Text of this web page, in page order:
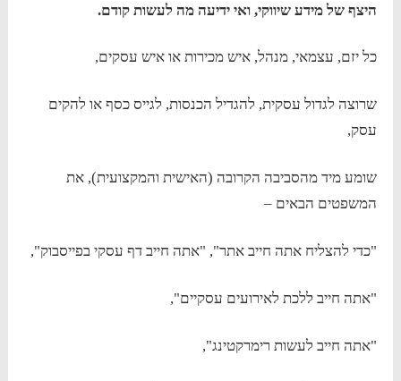
היצף של מידע שיווקי, ואי ידיעה מה לעשות קודם.
כל יזם, עצמאי, מנהל, איש מכירות או איש עסקים,
שרוצה לגדול עסקית, להגדיל הכנסות, לגייס כסף או להקים
עסק,
שומע מיד מהסביבה הקרובה (האישית והמקצועית), את
המשפטים הבאים –
"כדי להצליח אתה חייב אתר", "אתה חייב דף עסקי בפייסבוק",
"אתה חייב ללכת לאירועים עסקיים",
"אתה חייב לעשות רימרקטינג",